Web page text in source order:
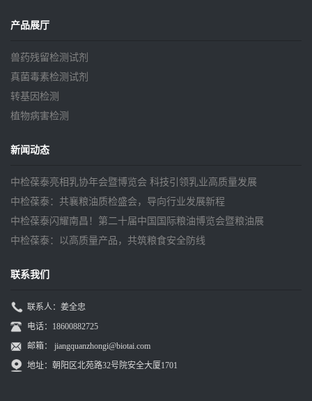
产品展厅
兽药残留检测试剂
真菌毒素检测试剂
转基因检测
植物病害检测
新闻动态
中检葆泰亮相乳协年会暨博览会 科技引领乳业高质量发展
中检葆泰：共襄粮油质检盛会，导向行业发展新程
中检葆泰闪耀南昌！第二十届中国国际粮油博览会暨粮油展
中检葆泰：以高质量产品，共筑粮食安全防线
联系我们
联系人：姜全忠
电话：18600882725
邮箱： jiangquanzhongi@biotai.com
地址：朝阳区北苑路32号院安全大厦1701